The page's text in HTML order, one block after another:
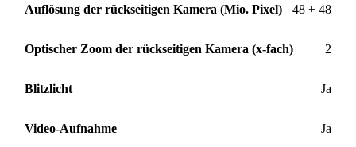
Auflösung der rückseitigen Kamera (Mio. Pixel) 48 + 48
Optischer Zoom der rückseitigen Kamera (x-fach) 2
Blitzlicht Ja
Video-Aufnahme Ja